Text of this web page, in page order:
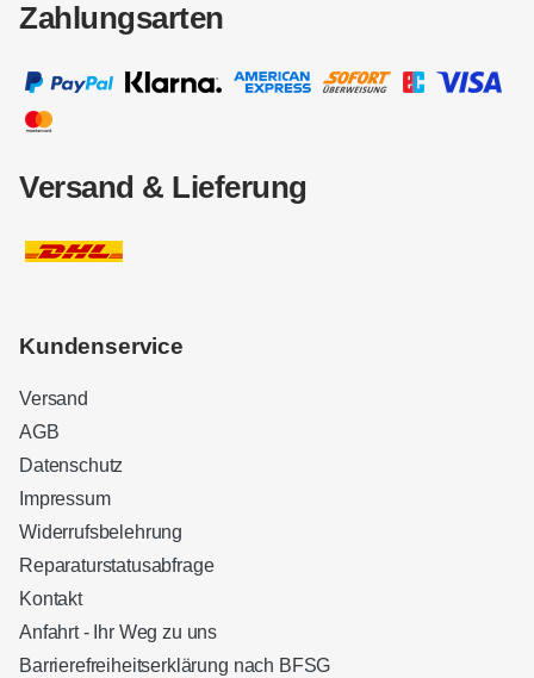
Zahlungsarten
Versand & Lieferung
Kundenservice
Versand
AGB
Datenschutz
Impressum
Widerrufsbelehrung
Reparaturstatusabfrage
Kontakt
Anfahrt - Ihr Weg zu uns
Barrierefreiheitserklärung nach BFSGKundenbewertungen und Erfahrungen zu